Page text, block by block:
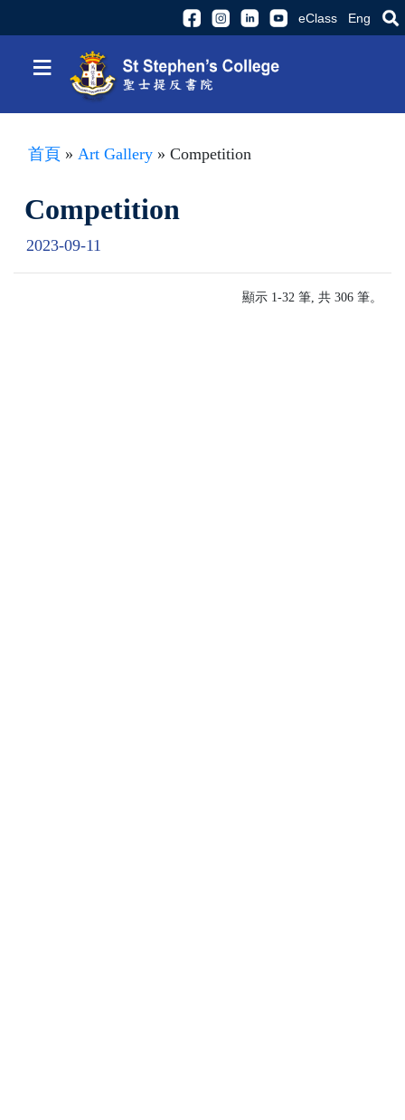
eClass Eng
≡
首頁 » Art Gallery » Competition
Competition
2023-09-11
顯示 1-32 筆, 共 306 筆。